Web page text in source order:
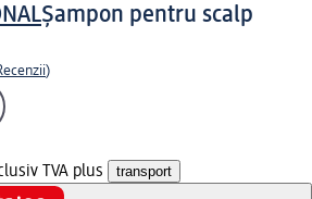
Șampon pentru scalp
)
TVA plus transport